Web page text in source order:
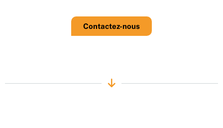
Contactez-nous